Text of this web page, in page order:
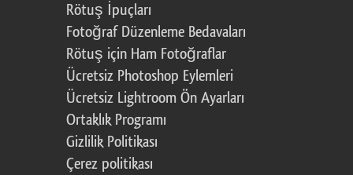
Rötuş İpuçları
Fotoğraf Düzenleme Bedavaları
Rötuş için Ham Fotoğraflar
Ücretsiz Photoshop Eylemleri
Ücretsiz Lightroom Ön Ayarları
Ortaklık Programı
Gizlilik Politikası
Çerez politikası